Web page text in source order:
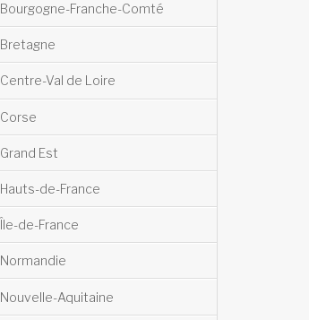
Bourgogne-Franche-Comté
Bretagne
Centre-Val de Loire
Corse
Grand Est
Hauts-de-France
Île-de-France
Normandie
Nouvelle-Aquitaine